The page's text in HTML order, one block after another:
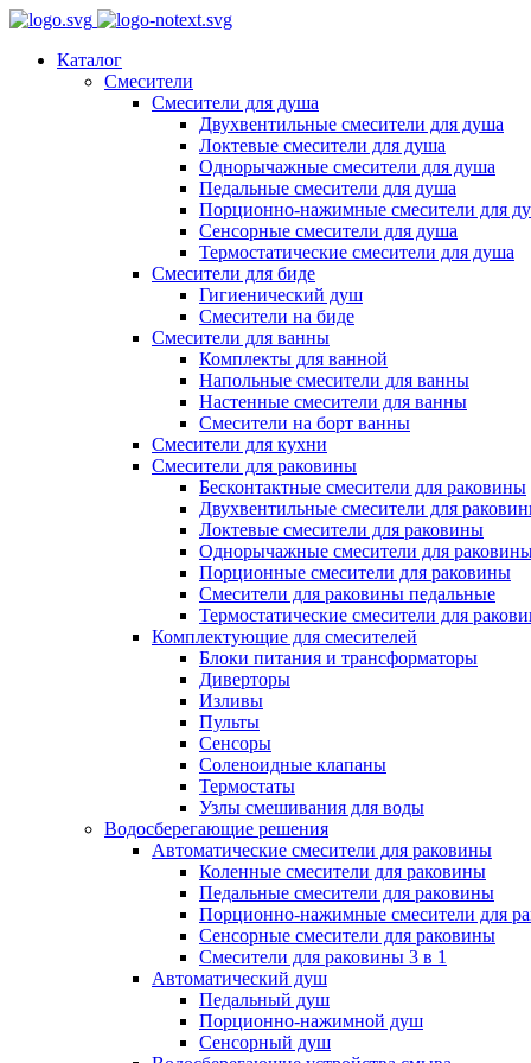
Каталог
Смесители
Смесители для душа
Двухвентильные смесители для душа
Локтевые смесители для душа
Однорычажные смесители для душа
Педальные смесители для душа
Порционно-нажимные смесители для
Сенсорные смесители для душа
Термостатические смесители для душа
Смесители для биде
Гигиенический душ
Смесители на биде
Смесители для ванны
Комплекты для ванной
Напольные смесители для ванны
Настенные смесители для ванны
Смесители на борт ванны
Смесители для кухни
Смесители для раковины
Бесконтактные смесители для раковины
Двухвентильные смесители для
Локтевые смесители для раковины
Однорычажные смесители для
Порционные смесители для раковины
Смесители для раковины педальные
Термостатические смесители для
Комплектующие для смесителей
Блоки питания и трансформаторы
Диверторы
Изливы
Пульты
Сенсоры
Соленоидные клапаны
Термостаты
Узлы смешивания для воды
Водосберегающие решения
Автоматические смесители для раковины
Коленные смесители для раковины
Педальные смесители для раковины
Порционно-нажимные смесители для
Сенсорные смесители для раковины
Смесители для раковины 3 в 1
Автоматический душ
Педальный душ
Порционно-нажимной душ
Сенсорный душ